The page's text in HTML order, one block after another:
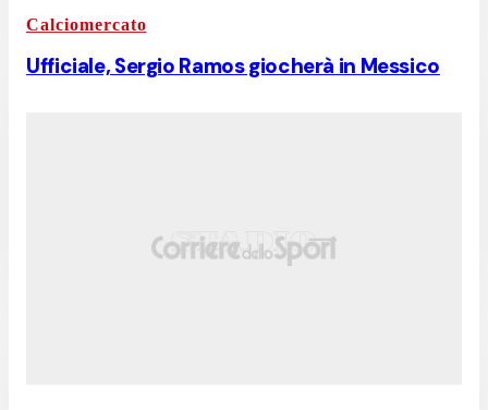
Calciomercato
Ufficiale, Sergio Ramos giocherà in Messico